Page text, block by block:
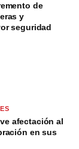
de
y
seguridad
afectación al
en sus